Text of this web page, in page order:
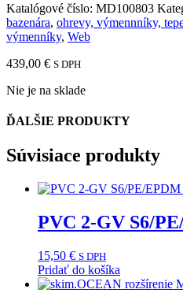
Katalógové číslo: MD100803
bazenára, ohrevy, výmennníky,
výmenníky, Web
439,00 € S DPH
Nie je na sklade
ĎALŠIE PRODUKTY
Súvisiace produkty
PVC 2-GV S6/
15,50 € S DPH
Pridať do košíka